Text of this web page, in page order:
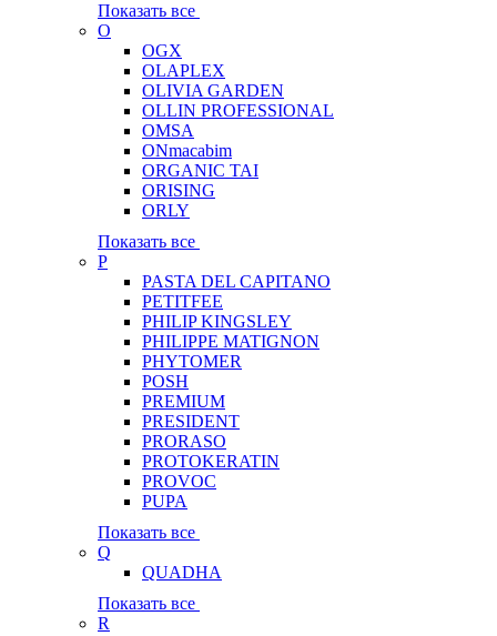
Показать все
O
OGX
OLAPLEX
OLIVIA GARDEN
OLLIN PROFESSIONAL
OMSA
ONmacabim
ORGANIC TAI
ORISING
ORLY
Показать все
P
PASTA DEL CAPITANO
PETITFEE
PHILIP KINGSLEY
PHILIPPE MATIGNON
PHYTOMER
POSH
PREMIUM
PRESIDENT
PRORASO
PROTOKERATIN
PROVOC
PUPA
Показать все
Q
QUADHA
Показать все
R